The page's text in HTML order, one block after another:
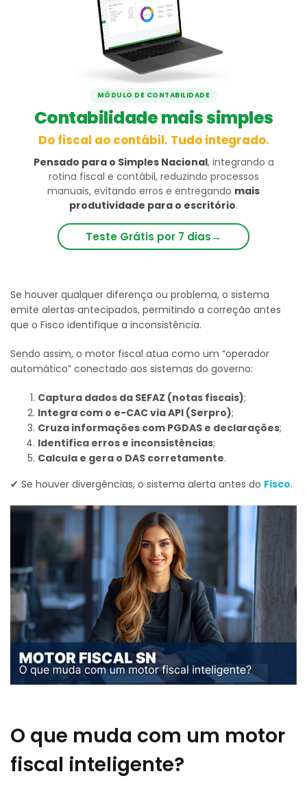
MÓDULO DE CONTABILIDADE
Contabilidade mais simples
Do fiscal ao contábil. Tudo integrado.
Pensado para o Simples Nacional, integrando a
rotina fiscal e contábil, reduzindo processos
manuais, evitando erros e entregando mais
produtividade para o escritório.
Teste Grátis por 7 dias→
Se houver qualquer diferença ou problema, o sistema
emite alertas antecipados, permitindo a correção antes
que o Fisco identifique a inconsistência.
Sendo assim, o motor fiscal atua como um “operador
automático” conectado aos sistemas do governo:
Captura dados da SEFAZ (notas fiscais);
Integra com o e-CAC via API (Serpro);
Cruza informações com PGDAS e declarações;
Identifica erros e inconsistências;
Calcula e gera o DAS corretamente.
✔ Se houver divergências, o sistema alerta antes do Fisco.
O que muda com um motor
fiscal inteligente?